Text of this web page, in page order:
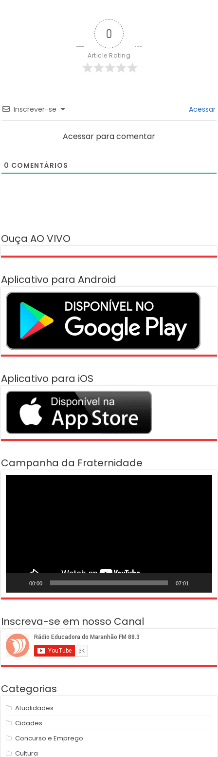
0
Article Rating
Inscrever-se Acessar
Acessar para comentar
0 COMENTÁRIOS
Ouça AO VIVO
Aplicativo para Android
Aplicativo para iOS
Campanha da Fraternidade
00:00 07:01
Inscreva-se em nosso Canal
Categorias
Atualidades
Cidades
Concurso e Emprego
Cultura